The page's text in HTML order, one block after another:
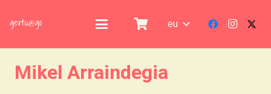
eu
Mikel Arraindegia